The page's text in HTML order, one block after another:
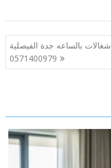
شغالات بالساعه جدة الفيصلية
0571400979